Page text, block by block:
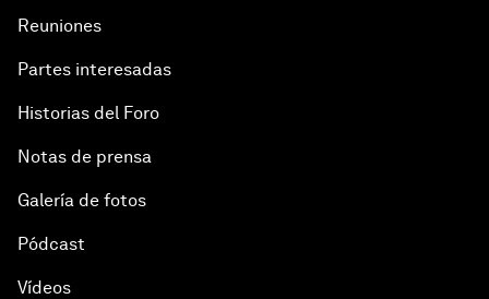
Reuniones
Partes interesadas
Historias del Foro
Notas de prensa
Galería de fotos
Pódcast
Vídeos